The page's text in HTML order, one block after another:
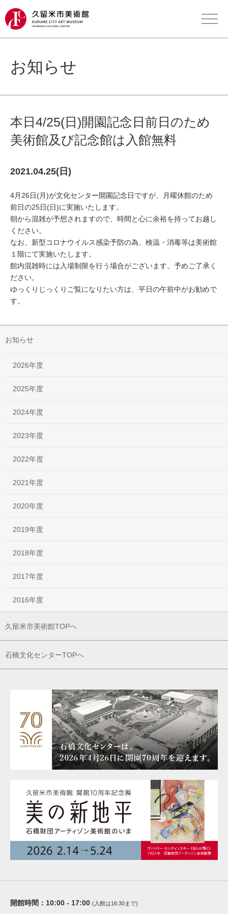
お知らせ
本日4/25(日)開園記念日前日のため
美術館及び記念館は入館無料
2021.04.25(日)
4月26日(月)が文化センター開園記念日ですが、月曜休館のため
前日の25日(日)に実施いたします。
朝から混雑が予想されますので、時間と心に余裕を持ってお越し
ください。
なお、新型コロナウイルス感染予防の為、検温・消毒等は美術館
１階にて実施いたします。
館内混雑時には入場制限を行う場合がございます。予めご了承く
ださい。
ゆっくりじっくりご覧になりたい方は、平日の午前中がお勧めで
す。
お知らせ
2026年度
2025年度
2024年度
2023年度
2022年度
2021年度
2020年度
2019年度
2018年度
2017年度
2016年度
久留米市美術館TOPへ
石橋文化センターTOPへ
開館時間： 10:00 - 17:00 (入館は16:30まで)